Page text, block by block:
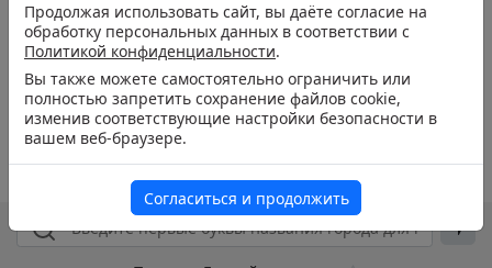
Продолжая использовать сайт, вы даёте согласие на
обработку персональных данных в соответствии с
Политикой конфиденциальности.
Вы также можете самостоятельно ограничить или
полностью запретить сохранение файлов cookie,
изменив соответствующие настройки безопасности в
вашем веб-браузере.
Согласиться и продолжить